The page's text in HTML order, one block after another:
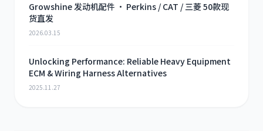
Growshine 发动机配件 · Perkins / CAT / 三菱 50款现
货直发
2026.03.15
Unlocking Performance: Reliable Heavy Equipment
ECM & Wiring Harness Alternatives
2025.11.27